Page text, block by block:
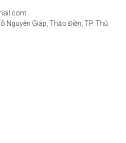
Nguyên Giáp, Thảo Điền, TP. Thủ